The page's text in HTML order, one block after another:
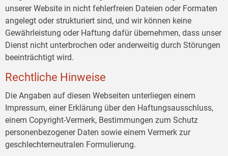
unserer Website in nicht fehlerfreien Dateien oder Formaten
angelegt oder strukturiert sind, und wir können keine
Gewährleistung oder Haftung dafür übernehmen, dass unser
Dienst nicht unterbrochen oder anderweitig durch Störungen
beeinträchtigt wird.
Rechtliche Hinweise
Die Angaben auf diesen Webseiten unterliegen einem
Impressum, einer Erklärung über den Haftungsausschluss,
einem Copyright-Vermerk, Bestimmungen zum Schutz
personenbezogener Daten sowie einem Vermerk zur
geschlechterneutralen Formulierung.